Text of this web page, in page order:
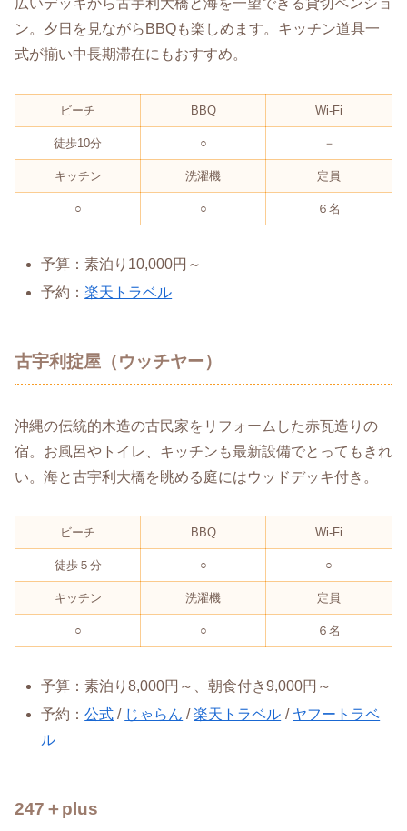
広いデッキから古宇利大橋と海を一望できる貸切ペンショ
ン。夕日を見ながらBBQも楽しめます。キッチン道具一
式が揃い中長期滞在にもおすすめ。
ビーチ BBQ Wi-Fi
徒歩10分 ○ －
キッチン 洗濯機 定員
○ ○ ６名
予算：素泊り10,000円～
予約：楽天トラベル
古宇利掟屋（ウッチヤー）
沖縄の伝統的木造の古民家をリフォームした赤瓦造りの
宿。お風呂やトイレ、キッチンも最新設備でとってもきれ
い。海と古宇利大橋を眺める庭にはウッドデッキ付き。
ビーチ BBQ Wi-Fi
徒歩５分 ○ ○
キッチン 洗濯機 定員
○ ○ ６名
予算：素泊り8,000円～、朝食付き9,000円～
予約：公式 / じゃらん /楽天トラベル / ヤフートラベ
ル
247＋plus